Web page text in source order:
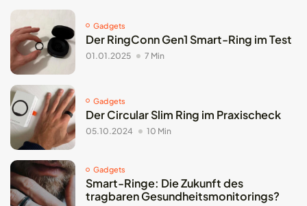
Gadgets
Der RingConn Gen1 Smart-Ring im Test
01.01.2025 7 Min
Gadgets
Der Circular Slim Ring im Praxischeck
05.10.2024 10 Min
Gadgets
Smart-Ringe: Die Zukunft des
tragbaren Gesundheitsmonitorings?